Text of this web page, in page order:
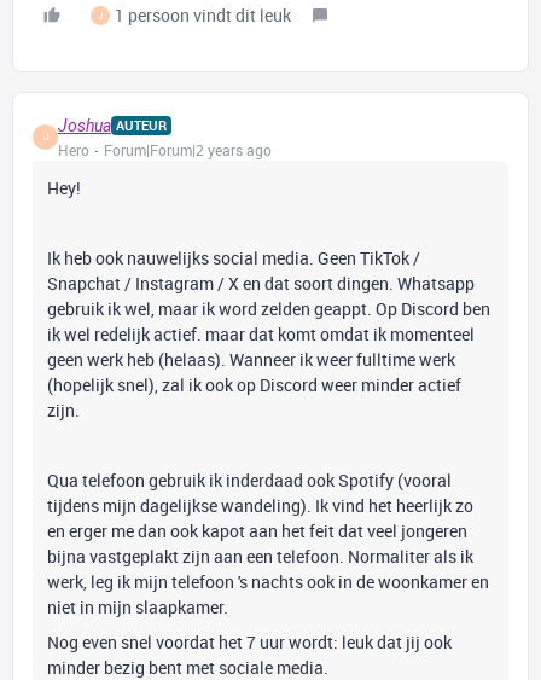
J 1 persoon vindt dit leuk
J
Joshua AUTEUR
Hero Forum|Forum|2 years ago
Hey!
Ik heb ook nauwelijks social media. Geen TikTok /
Snapchat / Instagram / X en dat soort dingen. Whatsapp
gebruik ik wel, maar ik word zelden geappt. Op Discord ben
ik wel redelijk actief. maar dat komt omdat ik momenteel
geen werk heb (helaas). Wanneer ik weer fulltime werk
(hopelijk snel), zal ik ook op Discord weer minder actief
zijn.
Qua telefoon gebruik ik inderdaad ook Spotify (vooral
tijdens mijn dagelijkse wandeling). Ik vind het heerlijk zo
en erger me dan ook kapot aan het feit dat veel jongeren
bijna vastgeplakt zijn aan een telefoon. Normaliter als ik
werk, leg ik mijn telefoon 's nachts ook in de woonkamer en
niet in mijn slaapkamer.
Nog even snel voordat het 7 uur wordt: leuk dat jij ook
minder bezig bent met sociale media.